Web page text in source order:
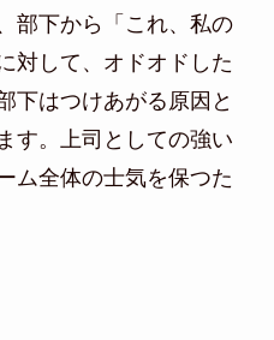
部下から「これ、私の
対して、オドオドした
下はつけあがる原因と
す。上司としての強い
ム全体の士気を保つた